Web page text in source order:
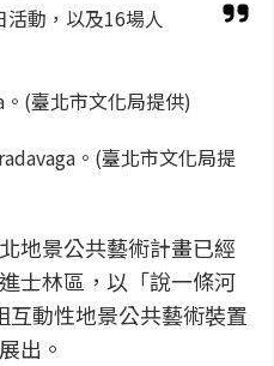
動，以及16場人
。(臺北市文化局提
地景公共藝術計畫已經
士林區，以「說一條河
動性地景公共藝術裝置
出。